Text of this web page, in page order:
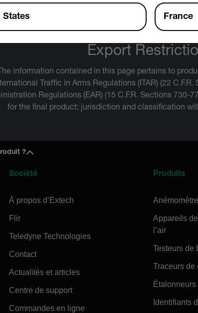
Export
The information contained in this page pertains to
Traffic in Arms Regulations (ITAR) (22
Regulations (EAR) (15 C.F.R. Sections 730-
for the final product; jurisdiction and classification
?
Société
À propos d’Extech
Flir
Teledyne Technologies
Contact
Actualités et articles
Centre de support
Commandes en ligne
Produits
Appareils
l’air
Testeurs de
Traceurs de
Étalonneurs
Identifiants
States France